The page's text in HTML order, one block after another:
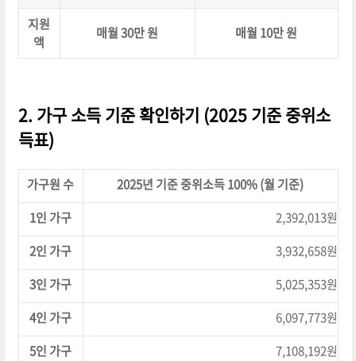
지원
액
매월 30만 원 매월 10만 원
2. 가구 소득 기준 확인하기 (2025 기준 중위소
득표)
가구원 수
2025년 기준 중위소득 100% (월 기준)
1인 가구
2,392,013원
2인 가구
3,932,658원
3인 가구
5,025,353원
4인 가구
6,097,773원
5인 가구
7,108,192원